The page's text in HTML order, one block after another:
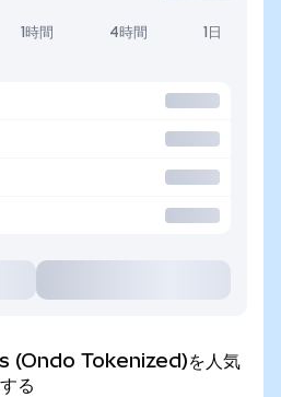
1時間 4時間 1日
Tokenized)を人気
る